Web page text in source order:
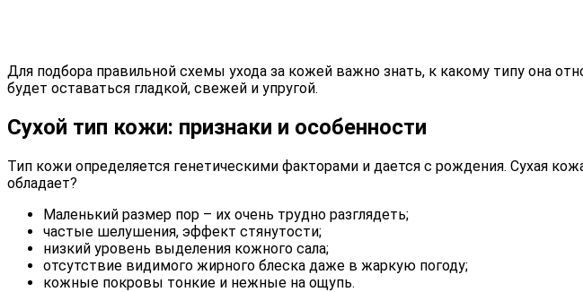
Для подбора правильной схемы ухода за кожей важно знать, к какому типу она
будет оставаться гладкой, свежей и упругой.
Сухой тип кожи: признаки и особенности
Тип кожи определяется генетическими факторами и дается с рождения. Сухая
обладает?
Маленький размер пор – их очень трудно разглядеть;
частые шелушения, эффект стянутости;
низкий уровень выделения кожного сала;
отсутствие видимого жирного блеска даже в жаркую погоду;
кожные покровы тонкие и нежные на ощупь.